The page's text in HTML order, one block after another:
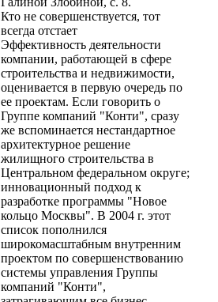
Кто не совершенствуется, тот
всегда отстает
Эффективность деятельности
компании, работающей в сфере
строительства и недвижимости,
оценивается в первую очередь по
ее проектам. Если говорить о
Группе компаний "Конти", сразу
же вспоминается нестандартное
архитектурное решение
жилищного строительства в
Центральном федеральном округе;
инновационный подход к
разработке программы "Новое
кольцо Москвы". В 2004 г. этот
список пополнился
широкомасштабным внутренним
проектом по совершенствованию
системы управления Группы
компаний "Конти",